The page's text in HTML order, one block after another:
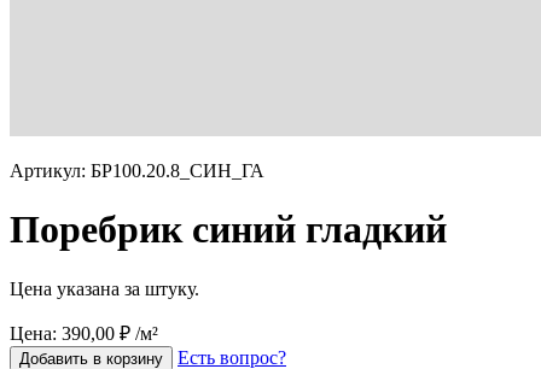
Артикул: БР100.20.8_СИН_ГА
Поребрик синий гладкий
Цена указана за штуку.
Цена: 390,00 ₽ /м²
Добавить в корзину Есть вопрос?